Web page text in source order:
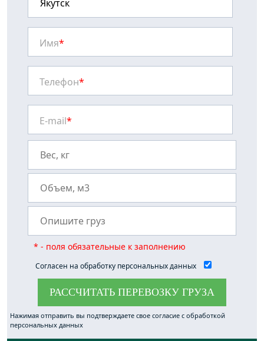
Имя*
Телефон*
E-mail*
* - поля обязательные к заполнению
Согласен на обработку персональных данных
РАССЧИТАТЬ ПЕРЕВОЗКУ ГРУЗА